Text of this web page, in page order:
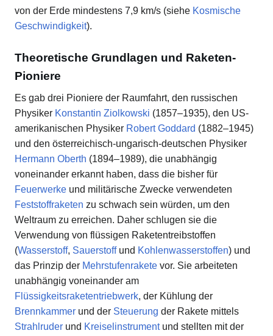
von der Erde mindestens 7,9 km/s (siehe Kosmische
Geschwindigkeit).
Theoretische Grundlagen und Raketen-
Pioniere
Es gab drei Pioniere der Raumfahrt, den russischen
Physiker Konstantin Ziolkowski (1857–1935), den US-
amerikanischen Physiker Robert Goddard (1882–1945)
und den österreichisch-ungarisch-deutschen Physiker
Hermann Oberth (1894–1989), die unabhängig
voneinander erkannt haben, dass die bisher für
Feuerwerke und militärische Zwecke verwendeten
Feststoffraketen zu schwach sein würden, um den
Weltraum zu erreichen. Daher schlugen sie die
Verwendung von flüssigen Raketentreibstoffen
(Wasserstoff, Sauerstoffund Kohlenwasserstoffen) und
das Prinzip der Mehrstufenrakete vor. Sie arbeiteten
unabhängig voneinander am
Flüssigkeitsraketentriebwerk, der Kühlung der
Brennkammer und der Steuerung der Rakete mittels
Strahlruder und Kreiselinstrumentund stellten mit der